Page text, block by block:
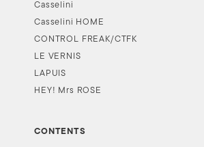
Casselini
Casselini HOME
CONTROL FREAK/CTFK
LE VERNIS
LAPUIS
HEY! Mrs ROSE
CONTENTS